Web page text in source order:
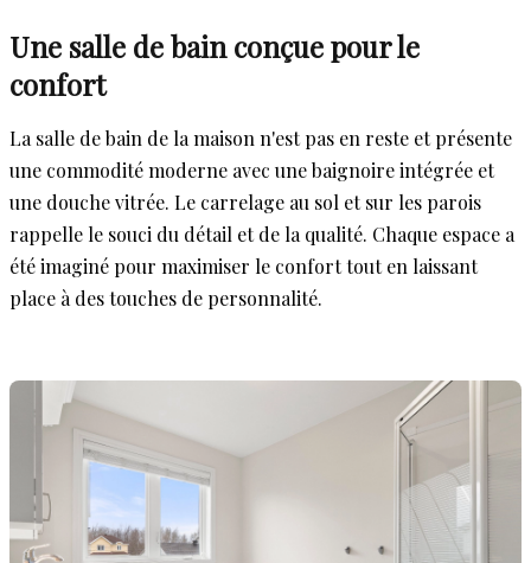
Une salle de bain conçue pour le
confort
La salle de bain de la maison n'est pas en reste et présente
une commodité moderne avec une baignoire intégrée et
une douche vitrée. Le carrelage au sol et sur les parois
rappelle le souci du détail et de la qualité. Chaque espace a
été imaginé pour maximiser le confort tout en laissant
place à des touches de personnalité.